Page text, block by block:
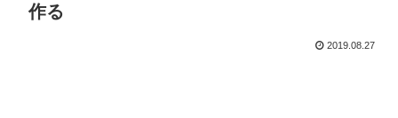
作る
2019.08.27